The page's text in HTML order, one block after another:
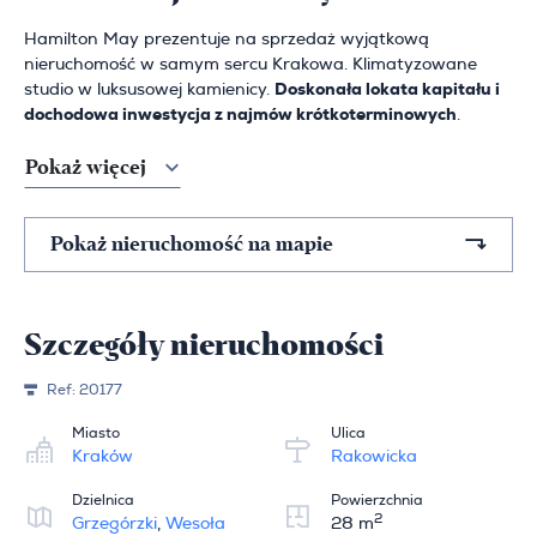
Hamilton May prezentuje na sprzedaż wyjątkową
nieruchomość w samym sercu Krakowa. Klimatyzowane
studio w luksusowej kamienicy. Doskonała lokata kapitału i
dochodowa inwestycja z najmów krótkoterminowych.
Pokaż więcej
Pokaż nieruchomość na mapie
Szczegóły nieruchomości
Ref: 20177
Miasto
Kraków
Ulica
Rakowicka
Dzielnica
Grzegórzki, Wesoła
Powierzchnia
28 m2